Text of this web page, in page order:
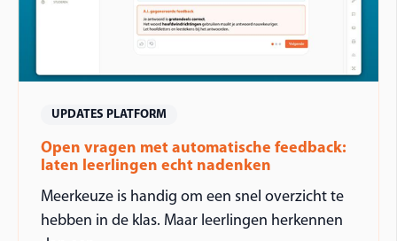
UPDATES PLATFORM
Open vragen met automatische feedback:
laten leerlingen echt nadenken
Meerkeuze is handig om een snel overzicht te
hebben in de klas. Maar leerlingen herkennen